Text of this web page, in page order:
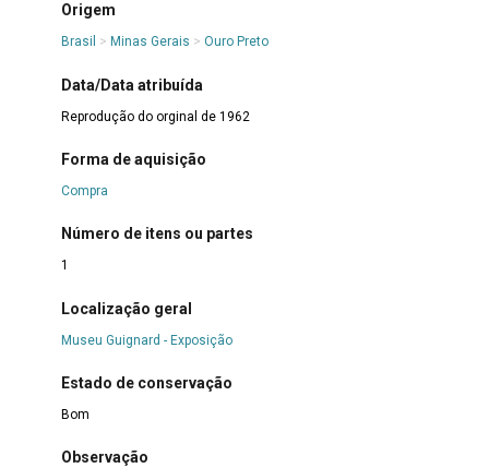
Origem
Brasil > Minas Gerais > Ouro Preto
Data/Data atribuída
Reprodução do orginal de 1962
Forma de aquisição
Compra
Número de itens ou partes
1
Localização geral
Museu Guignard - Exposição
Estado de conservação
Bom
Observação